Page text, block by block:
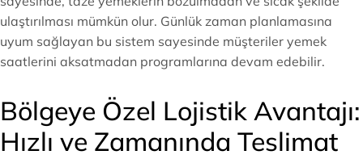
ulaştırılması mümkün olur. Günlük zaman planlamasına
uyum sağlayan bu sistem sayesinde müşteriler yemek
saatlerini aksatmadan programlarına devam edebilir.
Bölgeye Özel Lojistik Avantajı:
Hızlı ve Zamanında Teslimat